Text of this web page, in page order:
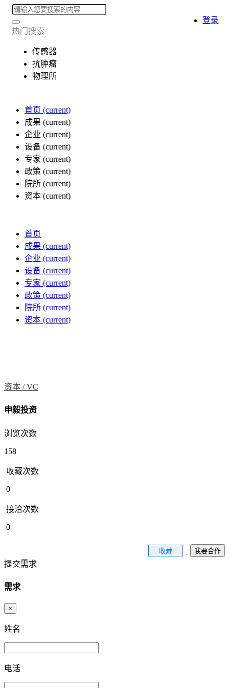
热门搜索
传感器
抗肿瘤
物理所
首页 (current)
成果 (current)
企业 (current)
设备 (current)
专家 (current)
政策 (current)
院所 (current)
资本 (current)
登录
首页
成果 (current)
企业 (current)
设备 (current)
专家 (current)
政策 (current)
院所 (current)
资本 (current)
资本 /VC
申毅投资
浏览次数
158
收藏次数
0
接洽次数
0
收藏 我要合作
提交需求
需求
×
姓名
电话